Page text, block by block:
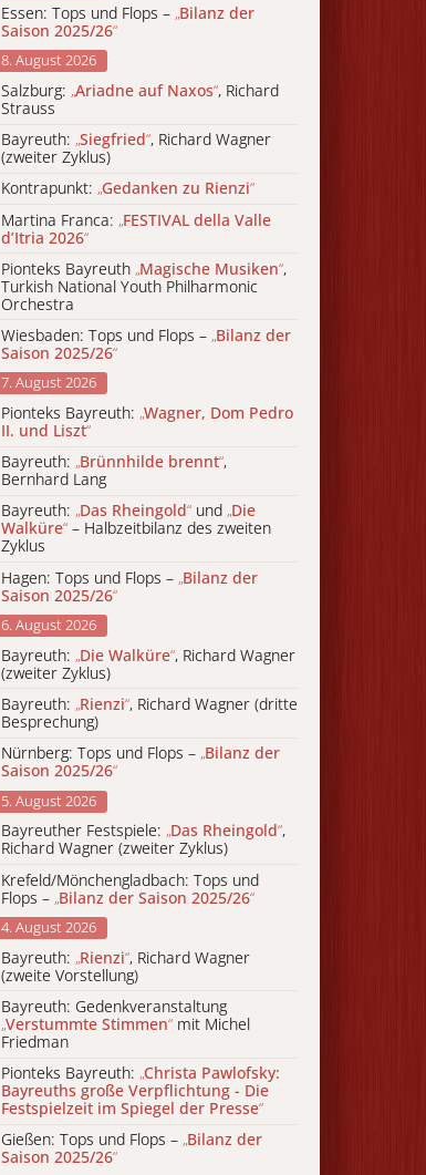
Essen: Tops und Flops – „Bilanz der
Saison 2025/26“
8. August 2026
Salzburg: „Ariadne auf Naxos“, Richard
Strauss
Bayreuth: „Siegfried“, Richard Wagner
(zweiter Zyklus)
Kontrapunkt: „Gedanken zu Rienzi“
Martina Franca: „FESTIVAL della Valle
d’Itria 2026“
Pionteks Bayreuth „Magische Musiken“,
Turkish National Youth Philharmonic
Orchestra
Wiesbaden: Tops und Flops – „Bilanz der
Saison 2025/26“
7. August 2026
Pionteks Bayreuth: „Wagner, Dom Pedro
II. und Liszt“
Bayreuth: „Brünnhilde brennt“,
Bernhard Lang
Bayreuth: „Das Rheingold“ und „Die
Walküre“ – Halbzeitbilanz des zweiten
Zyklus
Hagen: Tops und Flops – „Bilanz der
Saison 2025/26“
6. August 2026
Bayreuth: „Die Walküre“, Richard Wagner
(zweiter Zyklus)
Bayreuth: „Rienzi“, Richard Wagner (dritte
Besprechung)
Nürnberg: Tops und Flops – „Bilanz der
Saison 2025/26“
5. August 2026
Bayreuther Festspiele: „Das Rheingold“,
Richard Wagner (zweiter Zyklus)
Krefeld/Mönchengladbach: Tops und
Flops – „Bilanz der Saison 2025/26“
4. August 2026
Bayreuth: „Rienzi“, Richard Wagner
(zweite Vorstellung)
Bayreuth: Gedenkveranstaltung
„Verstummte Stimmen“ mit Michel
Friedman
Pionteks Bayreuth: „Christa Pawlofsky:
Bayreuths große Verpflichtung - Die
Festspielzeit im Spiegel der Presse“
Gießen: Tops und Flops – „Bilanz der
Saison 2025/26“